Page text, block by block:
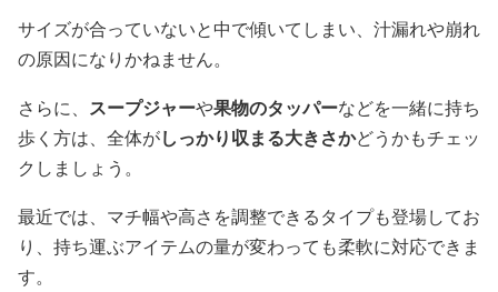
サイズが合っていないと中で傾いてしまい、汁漏れや崩れ
の原因になりかねません。
さらに、 スープジャーや果物のタッパーなどを一緒に持ち
歩く方は、全体がしっかり収まる大きさかどうかもチェッ
クしましょう。
最近では、マチ幅や高さを調整できるタイプも登場してお
り、持ち運ぶアイテムの量が変わっても柔軟に対応できま
す。